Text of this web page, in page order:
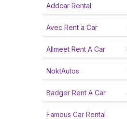
Addcar Rental
Avec Rent a Car
Allmeet Rent A Car
NoktAutos
Badger Rent A Car
Famous Car Rental